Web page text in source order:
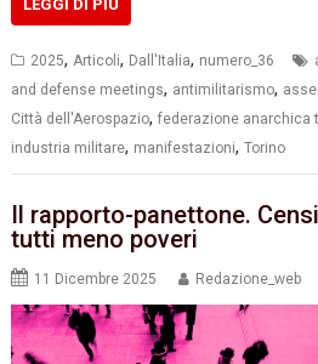
LEGGI DI PIÙ
2025,Articoli, Dall'Italia, numero_36
and defense meetings, antimilitarismo,
Città dell'Aerospazio,federazione anarchica
industria militare, manifestazioni,Torino
Il rapporto-panettone.
tutti meno poveri
11 Dicembre 2025 Redazione_web